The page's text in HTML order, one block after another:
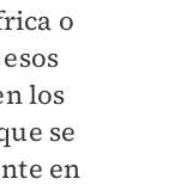
o
los
se
en